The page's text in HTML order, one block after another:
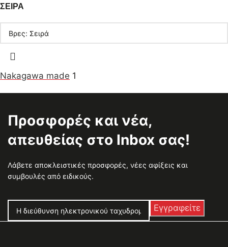
ΣΕΙΡΑ
Nakagawa made 1
Προσφορές και νέα,
απευθείας στο Inbox σας!
Λάβετε αποκλειστικές προσφορές, νέες αφίξεις και
συμβουλές από ειδικούς.